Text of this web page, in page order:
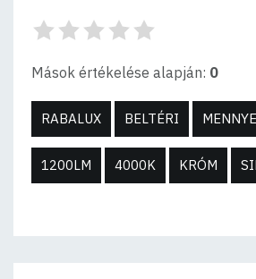
Mások értékelése alapján: 0
RABALUX BELTÉRI
1200LM 4000K KRÓM